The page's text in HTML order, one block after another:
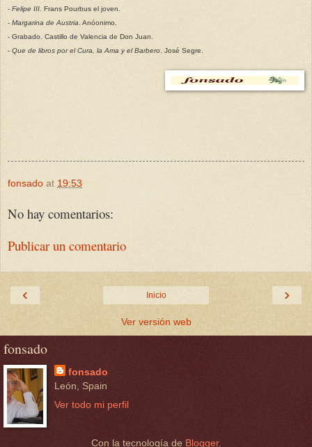
- Felipe III. Frans Pourbus el joven.
- Margarina de Austria . Anóonimo.
- Grabado. Castillo de Valencia de Don Juan.
- Que de libros por el Cura, la Ama y el Barbero . José Segre.
fonsado at 19:53
No hay comentarios:
Publicar un comentario
‹ ›
Inicio
Ver versión web
fonsado
fonsado
León, Spain
Ver todo mi perfil
Con la tecnología de Blogger.